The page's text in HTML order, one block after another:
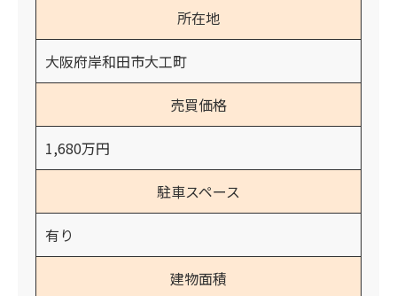
所在地
大阪府岸和田市大工町
売買価格
1,680万円
駐車スペース
有り
建物面積